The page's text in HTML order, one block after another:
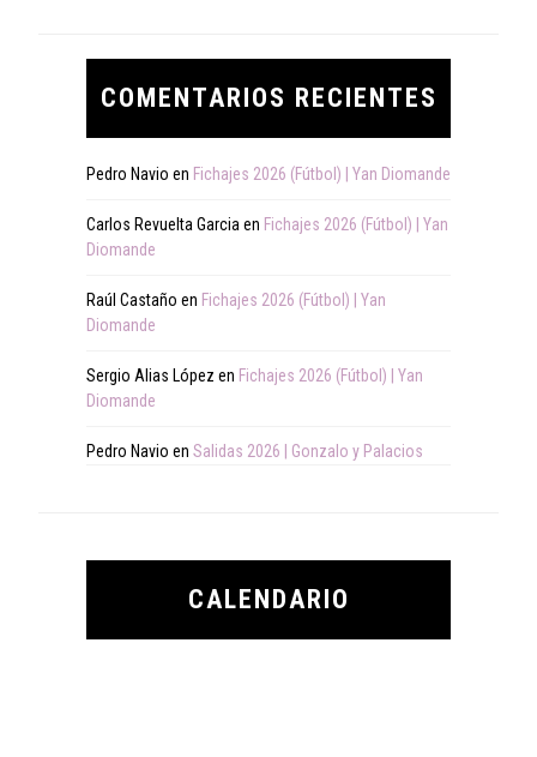
COMENTARIOS RECIENTES
Pedro Navio en Fichajes 2026 (Fútbol) | Yan Diomande
Carlos Revuelta Garcia en Fichajes 2026 (Fútbol) | Yan
Diomande
Raúl Castaño en Fichajes 2026 (Fútbol) | Yan
Diomande
Sergio Alias López en Fichajes 2026 (Fútbol) | Yan
Diomande
Pedro Navio en Salidas 2026 | Gonzalo y Palacios
CALENDARIO